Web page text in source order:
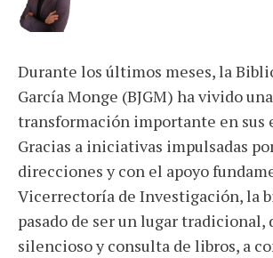
Durante los últimos meses, la
García Monge (BJGM) ha vivido una
transformación importante en sus
Gracias a iniciativas impulsadas
direcciones y con el apoyo
Vicerrectoría de Investigación, la
pasado de ser un lugar tradicional,
silencioso y consulta de libros, a